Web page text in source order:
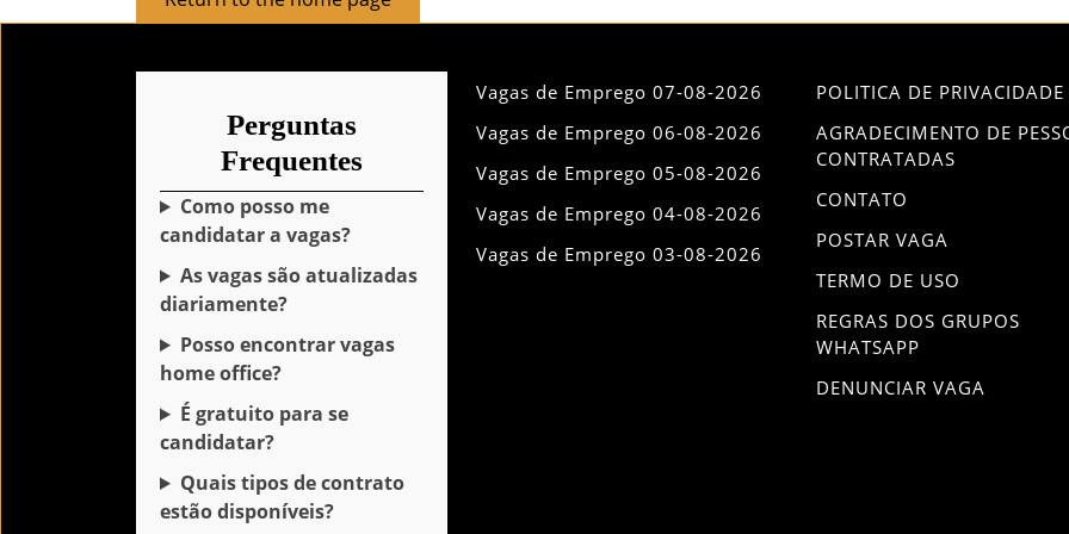
to
Perguntas
Frequentes
Como posso me
candidatar a vagas?
As vagas são atualizadas
diariamente?
Posso encontrar vagas
home office?
É gratuito para se
candidatar?
Quais tipos de contrato
estão disponíveis?
Vagas de Emprego 07-08-2026
Vagas de Emprego 06-08-2026
Vagas de Emprego 05-08-2026
Vagas de Emprego 04-08-2026
Vagas de Emprego 03-08-2026
POLITICA DE PRIVACIDADE
AGRADECIMENTO DE
CONTRATADAS
CONTATO
POSTAR VAGA
TERMO DE USO
REGRAS DOS GRUPOS
WHATSAPP
DENUNCIAR VAGA